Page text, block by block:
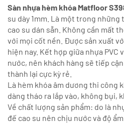
Sàn nhựa hèm khóa Matfloor
su dày 1mm. Là một trong
cao su dán sẵn. Không cần mất
với mọi cốt nền. Được sản xuất
hiện nay. Kết hợp giữa nhựa PVC
nước, nên khách hàng sẽ tiếp
thành lại cực kỳ rẻ.
Là hèm khóa âm dương thi công
dàng tháo ra lắp vào, không bụi,
Về chất lượng sản phẩm: do là
đế cao su nên chịu nước và độ